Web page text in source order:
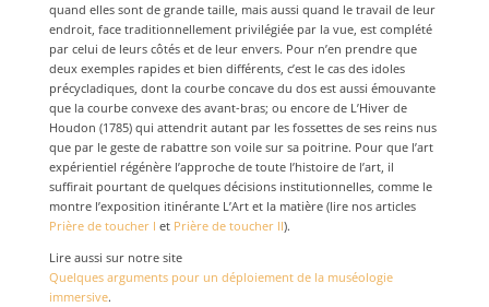
quand elles sont de grande taille, mais aussi quand le travail de leur
endroit, face traditionnellement privilégiée par la vue, est complété
par celui de leurs côtés et de leur envers. Pour n’en prendre que
deux exemples rapides et bien différents, c’est le cas des idoles
précycladiques, dont la courbe concave du dos est aussi émouvante
que la courbe convexe des avant-bras; ou encore de L’Hiver de
Houdon (1785) qui attendrit autant par les fossettes de ses reins nus
que par le geste de rabattre son voile sur sa poitrine. Pour que l’art
expérientiel régénère l’approche de toute l’histoire de l’art, il
suffirait pourtant de quelques décisions institutionnelles, comme le
montre l’exposition itinérante L’Art et la matière (lire nos articles
Prière de toucher I et Prière de toucher II).
Lire aussi sur notre site
Quelques arguments pour un déploiement de la muséologie
immersive.